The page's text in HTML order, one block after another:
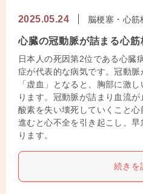
2025.05.24 脳梗塞・心
心臓の冠動脈が詰まる心
日本人の死因第2位である心臓
症が代表的な病気です。冠動
「虚血」となると、胸部に激
ります。冠動脈が詰まり血流
酸素を失い壊死していくこと
進むと心不全を引き起こし、
ります。
続きを